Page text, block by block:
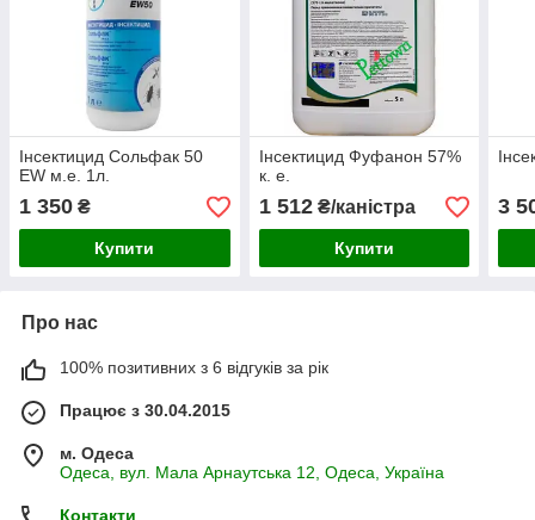
Інсектицид Сольфак 50
EW м.е. 1л.
1 350 ₴
Купити
Інсектицид Фуфанон 57%
к. е.
1 512₴/каністра
Купити
3
Про нас
100% позитивних з 6 відгуків за рік
Працює з 30.04.2015
м. Одеса
Одеса, вул. Мала Арнаутська 12, Одеса, Україна
Контакти